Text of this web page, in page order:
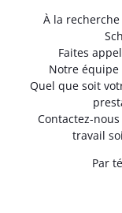
À la
Faites
Notre équipe
Quel que soit
Contactez-
travail
Par